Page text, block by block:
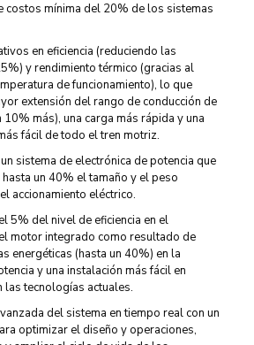
costos mínima del 20% de los sistemas
en eficiencia (reduciendo las
y rendimiento térmico (gracias al
de funcionamiento), lo que
extensión del rango de conducción de
más), una carga más rápida y una
fácil de todo el tren motriz.
sistema de electrónica de potencia que
un 40% el tamaño y el peso
accionamiento eléctrico.
5% del nivel de eficiencia en el
motor integrado como resultado de
energéticas (hasta un 40%) en la
y una instalación más fácil en
las tecnologías actuales.
del sistema en tiempo real con un
optimizar el diseño y operaciones,